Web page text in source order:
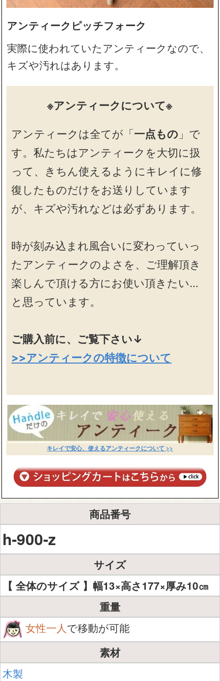
アンティークピッチフォーク
実際に使われていたアンティークなので、
キズや汚れはあります。
※アンティークについて※
アンティークは全てが「 一点もの 」で
す。私たちはアンティークを大切に扱
って、きちん使えるようにキレイに修
復したものだけをお送りしています
が、キズや汚れなどは必ずあります。
時が刻み込まれ風合いに変わっていっ
たアンティークのよさを、ご理解頂き
楽しんで頂ける方にお使い頂きたい…
と思っています。
ご購入前に、ご覧下さい↓
>>アンティークの特徴について
キレイで安心、使えるアンティークについて >>
商品番号
h-900-z
サイズ
【 全体のサイズ 】幅13×高さ177×厚み10㎝
重量
女性一人で移動が可能
素材
木製